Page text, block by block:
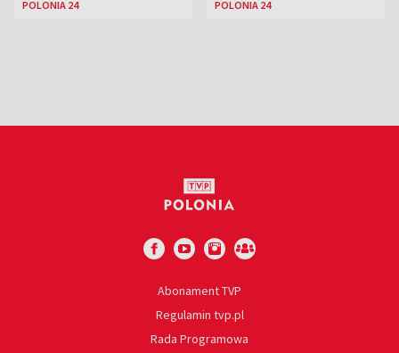
POLONIA 24 POLONIA 24
Abonament TVP
Regulamin tvp.pl
Rada Programowa